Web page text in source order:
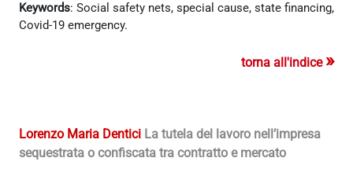
Keywords: Social safety nets, special cause, state financing,
Covid-19 emergency.
torna all'indice »
Lorenzo Maria Dentici La tutela del lavoro nell’impresa
sequestrata o confiscata tra contratto e mercato